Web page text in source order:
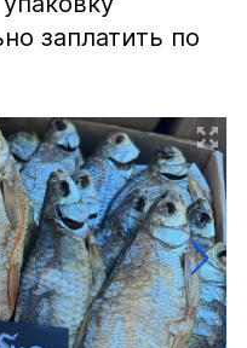
заплатить по